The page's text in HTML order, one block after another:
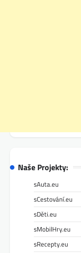
Naše Projekty:
sAuta.eu
sCestování.eu
sDěti.eu
sMobilHry.eu
sRecepty.eu